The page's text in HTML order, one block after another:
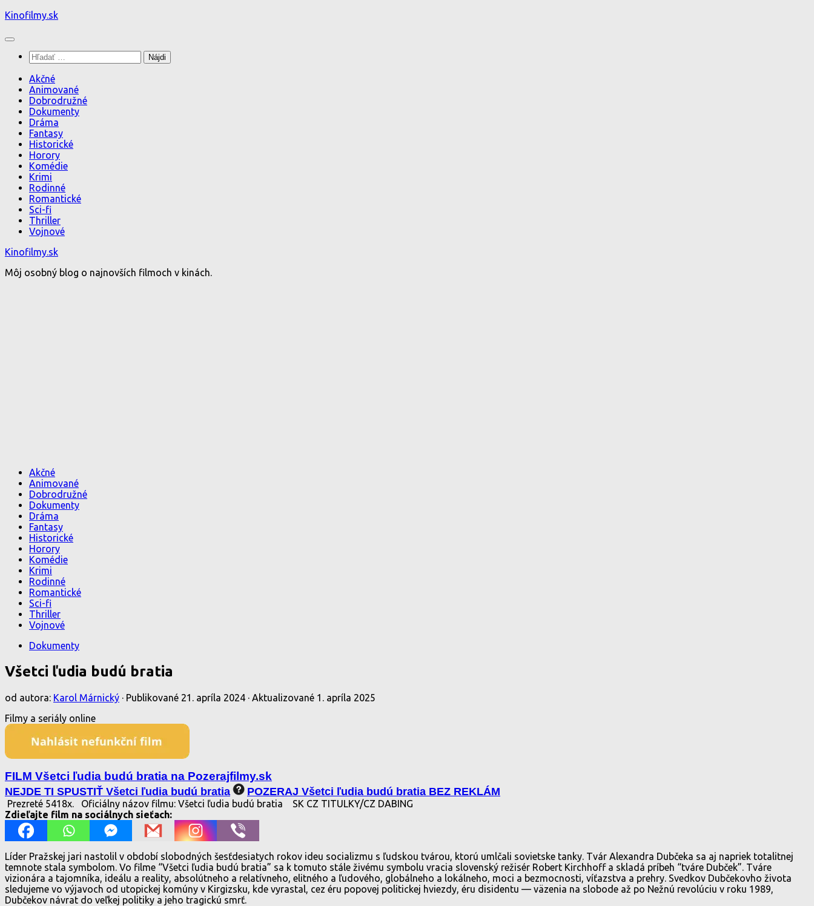
Preskočiť
obsah
Kinofilmy.sk
Hľadať:
Akčné
Animované
Dobrodružné
Dokumenty
Dráma
Fantasy
Historické
Horory
Komédie
Krimi
Rodinné
Romantické
Sci-fi
Thriller
Vojnové
Kinofilmy.sk
Môj osobný blog o najnovších filmoch v kinách.
Akčné
Animované
Dobrodružné
Dokumenty
Dráma
Fantasy
Historické
Horory
Komédie
Krimi
Rodinné
Romantické
Sci-fi
Thriller
Vojnové
Dokumenty
Všetci ľudia budú bratia
od autora: Karol Márnický · Publikované 21. apríla 2024 · Aktualizované 1. apríla 2025
Filmy a seriály online
FILM Všetci ľudia budú bratia na Pozerajfilmy.sk
NEJDE TI SPUSTIŤ Všetci ľudia budú bratia POZERAJ Všetci ľudia budú bratia BEZ REKLÁM
Prezreté 5418x. Oficiálny názov filmu: Všetci ľudia budú bratia
SK CZ TITULKY/CZ DABING
Zdieľajte film na sociálnych sieťach:
Líder Pražskej jari nastolil v období slobodných šesťdesiatych rokov ideu socializmu s ľudskou tvárou, ktorú umlčali sovietske tanky. Tvár Alexandra Dubčeka sa aj napriek totalitnej
temnote stala symbolom. Vo filme “Všetci ľudia budú bratia” sa k tomuto stále živému symbolu vracia slovenský režisér Robert Kirchhoff a skladá príbeh “tváre Dubček”. Tváre
vizionára a tajomníka, ideálu a reality, absolútneho a relatívneho, elitného a ľudového, globálneho a lokálneho, moci a bezmocnosti, víťazstva a prehry. Svedkov Dubčekovho života
sledujeme vo výjavoch od utopickej komúny v Kirgizsku, kde vyrastal, cez éru popovej politickej hviezdy, éru disidentu — väzenia na slobode až po Nežnú revolúciu v roku 1989,
Dubčekov návrat do veľkej politiky a jeho tragickú smrť.